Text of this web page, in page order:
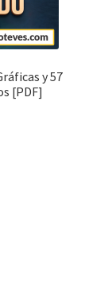
y 57
[PDF]